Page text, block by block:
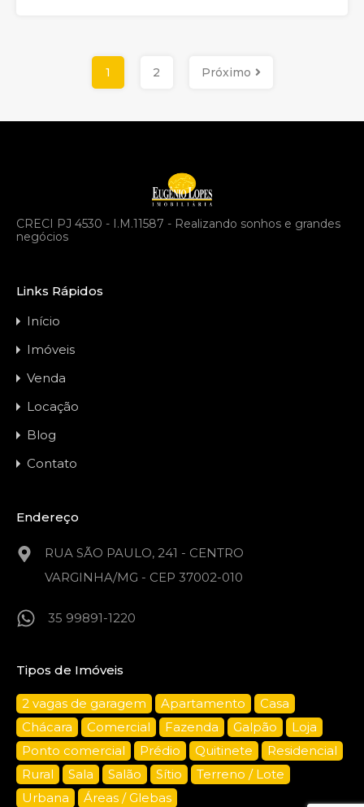
1 2 Próximo
CRECI PJ 4530 - I.M.11587 - Realizando sonhos e grandes
negócios
Links Rápidos
Início
Imóveis
Venda
Locação
Blog
Contato
Endereço
RUA SÃO PAULO, 241 - CENTRO
VARGINHA/MG - CEP 37002-010
35 99891-1220
Tipos de Imóveis
2 vagas de garagem Apartamento
Casa
Chácara
Comercial Fazenda Galpão
Loja
Ponto comercial
Prédio Quitinete
Residencial
Rural
Sala Salão Sítio
Terreno / Lote
Urbana
Áreas / Glebas